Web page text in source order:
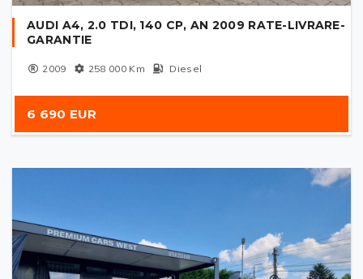
AUDI A4, 2.0 TDI, 140 CP, AN 2009 RATE-LIVRARE-
GARANTIE
2009 258 000Km Diesel
6 690 EUR